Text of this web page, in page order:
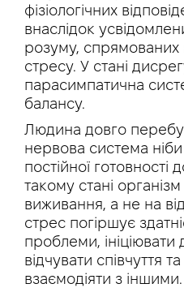
фізіологічних
внаслідок
розуму, спрямованих
стресу. У стані
парасимпатична
балансу.
Людина довго
нервова система
постійної готовності
такому стані
виживання, а не на
стрес погіршує
проблеми, ініціювати
відчувати співчуття
взаємодіяти з